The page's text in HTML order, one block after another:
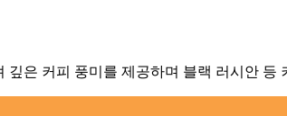
은 커피 풍미를 제공하며 블랙 러시안